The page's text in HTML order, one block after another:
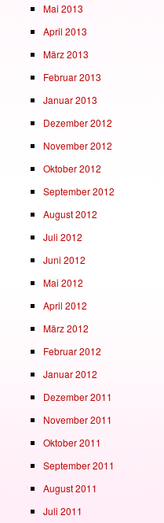
Mai 2013
April 2013
März 2013
Februar 2013
Januar 2013
Dezember 2012
November 2012
Oktober 2012
September 2012
August 2012
Juli 2012
Juni 2012
Mai 2012
April 2012
März 2012
Februar 2012
Januar 2012
Dezember 2011
November 2011
Oktober 2011
September 2011
August 2011
Juli 2011